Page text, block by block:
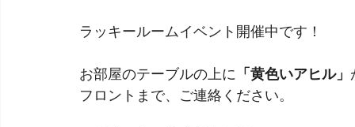
ラッキールームイベント開催中です！
お部屋のテーブルの上に 「黄色いアヒル」
フロントまで、ご連絡ください。